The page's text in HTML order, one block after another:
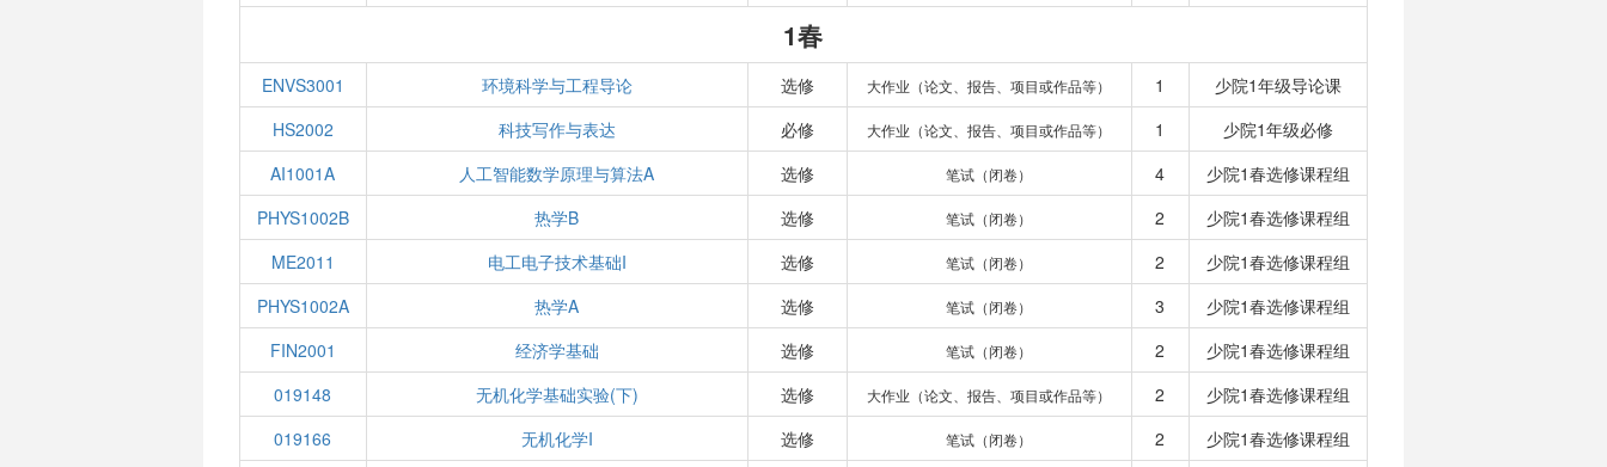
1春
ENVS3001 环境科学与工程导论 选修 大作业（论文、报告、项目或作品等） 1
少院1年级导论课
HS2002
科技写作与表达 必修 大作业（论文、报告、项目或作品等） 1
少院1年级必修
AI1001A
人工智能数学原理与算法A 选修 笔试（闭卷） 4
少院1春选修课程组
PHYS1002B
热学B 选修 笔试（闭卷） 2
少院1春选修课程组
ME2011
电工电子技术基础I 选修 笔试（闭卷） 2
少院1春选修课程组
PHYS1002A
热学A 选修 笔试（闭卷） 3
少院1春选修课程组
FIN2001
经济学基础 选修 笔试（闭卷） 2
少院1春选修课程组
019148
无机化学基础实验(下) 选修 大作业（论文、报告、项目或作品等） 2
少院1春选修课程组
019166
无机化学I 选修 笔试（闭卷） 2
少院1春选修课程组